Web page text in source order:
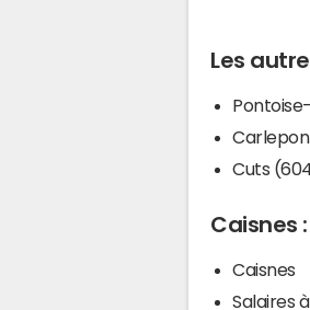
Les
Cuts
Caisnes
Caisnes
Salaires